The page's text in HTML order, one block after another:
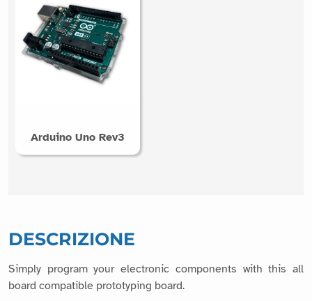
Arduino Uno Rev3
DESCRIZIONE
Simply program your electronic components with this all
board compatible prototyping board.